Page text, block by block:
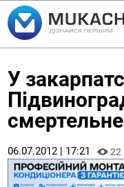
У
06.07.2012 | 17:21 22